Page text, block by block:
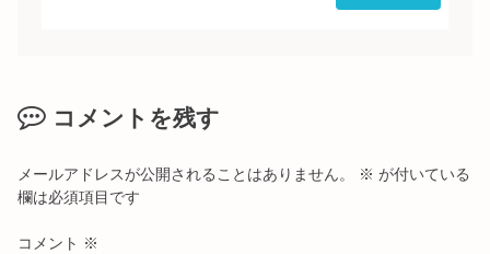
コメントを残す
メールアドレスが公開されることはありません。 ※ が付いている
欄は必須項目です
コメント ※